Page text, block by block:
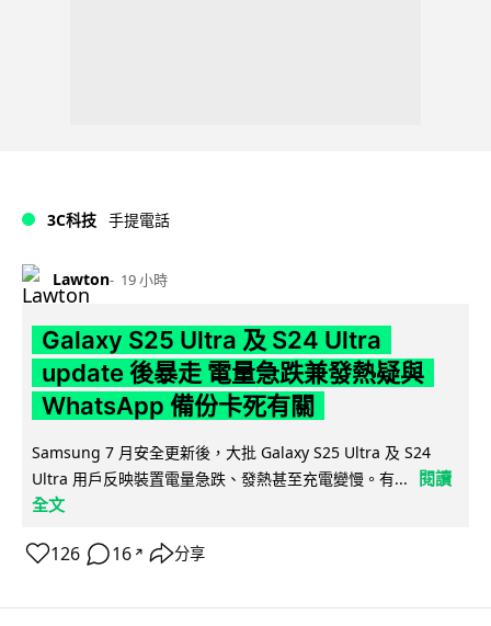
3C科技 手提電話
Lawton 19 小時
Galaxy S25 Ultra 及 S24 Ultra
update 後暴走 電量急跌兼發熱疑與
WhatsApp 備份卡死有關
Samsung 7 月安全更新後，大批 Galaxy S25 Ultra 及 S24
Ultra 用戶反映裝置電量急跌、發熱甚至充電變慢。有...
閱讀
全文
126 16 ↗ 分享